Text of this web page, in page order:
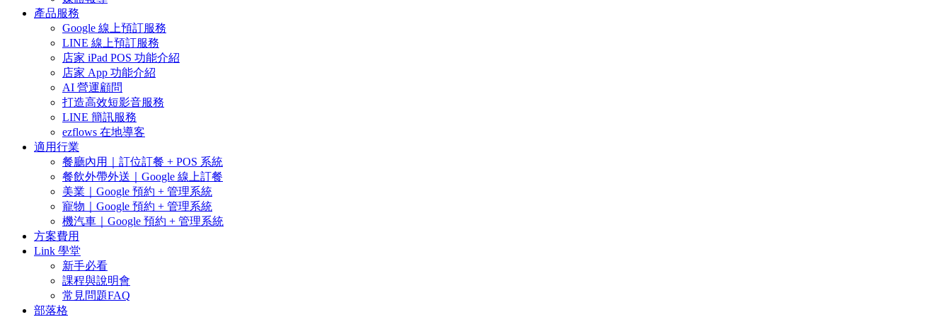
產品服務
Google 線上預訂服務
LINE 線上預訂服務
店家 iPad POS 功能介紹
店家 App 功能介紹
AI 營運顧問
打造高效短影音服務
LINE 簡訊服務
ezflows 在地導客
適用行業
餐廳內用｜訂位訂餐 + POS 系統
餐飲外帶外送｜Google 線上訂餐
美業｜Google 預約 + 管理系統
寵物｜Google 預約 + 管理系統
機汽車｜Google 預約 + 管理系統
方案費用
Link 學堂
新手必看
課程與說明會
常見問題FAQ
部落格